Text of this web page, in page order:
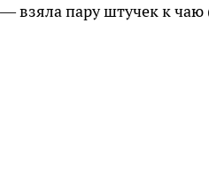
взяла пару штучек к чаю